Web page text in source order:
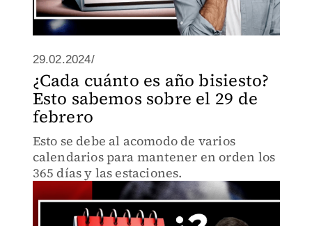
29.02.2024/
¿Cada cuánto es año bisiesto?
Esto sabemos sobre el 29 de
febrero
Esto se debe al acomodo de varios
calendarios para mantener en orden los
365 días y las estaciones.